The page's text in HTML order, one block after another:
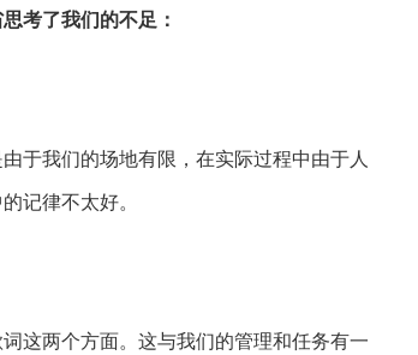
考了我们的不足：
于我们的场地有限，在实际过程中由于人
记律不太好。
这两个方面。这与我们的管理和任务有一